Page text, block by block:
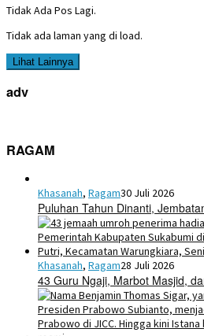
Tidak Ada Pos Lagi.
Tidak ada laman yang di load.
Lihat Lainnya
adv
RAGAM
Khasanah, Ragam30 Juli 2026
Puluhan Tahun Dinanti,
Khasanah, Ragam28 Juli 2026
43 Guru Ngaji, Marbot Masjid,